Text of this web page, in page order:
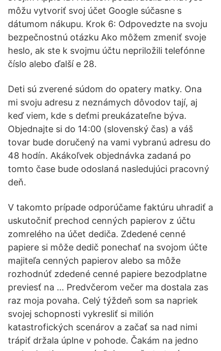
môžu vytvoriť svoj účet Google súčasne s
dátumom nákupu. Krok 6: Odpovedzte na svoju
bezpečnostnú otázku Ako môžem zmeniť svoje
heslo, ak ste k svojmu účtu nepriložili telefónne
číslo alebo ďalší e 28.
Deti sú zverené súdom do opatery matky. Ona
mi svoju adresu z neznámych dôvodov tají, aj
keď viem, kde s deťmi preukázateľne býva.
Objednajte si do 14:00 (slovenský čas) a váš
tovar bude doručený na vami vybranú adresu do
48 hodín. Akákoľvek objednávka zadaná po
tomto čase bude odoslaná nasledujúci pracovný
deň.
V takomto prípade odporúčame faktúru uhradiť a
uskutočniť prechod cenných papierov z účtu
zomrelého na účet dediča. Zdedené cenné
papiere si môže dedič ponechať na svojom účte
majiteľa cenných papierov alebo sa môže
rozhodnúť zdedené cenné papiere bezodplatne
previesť na … Predvčerom večer ma dostala zas
raz moja povaha. Celý týždeň som sa napriek
svojej schopnosti vykresliť si milión
katastrofických scenárov a začať sa nad nimi
trápiť držala úplne v pohode. Čakám na jedno